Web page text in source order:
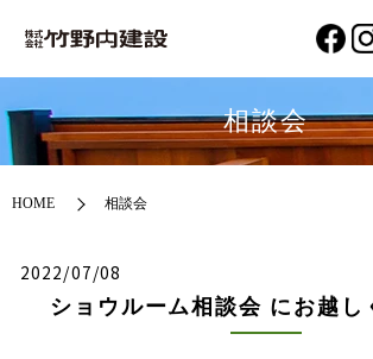
相談会
HOME 相談会
2022/07/08
ショウルーム相談会 にお越し